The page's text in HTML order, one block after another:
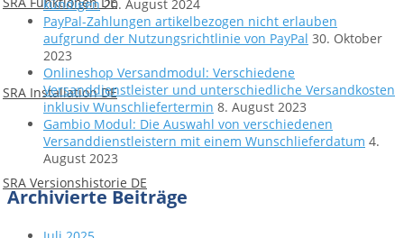
SRA Installation DE
SRA Versionshistorie DE
kündigen 20. August 2024
PayPal-Zahlungen artikelbezogen nicht erlauben
aufgrund der Nutzungsrichtlinie von PayPal 30. Oktober
2023
Onlineshop Versandmodul: Verschiedene
Versanddienstleister und unterschiedliche Versandkosten
inklusiv Wunschliefertermin 8. August 2023
Gambio Modul: Die Auswahl von verschiedenen
Versanddienstleistern mit einem Wunschlieferdatum 4.
August 2023
Archivierte Beiträge